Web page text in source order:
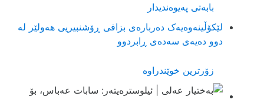
بابەتی پەیوەندیدار
لێکۆڵینەوەیەک دەربارەی بزافی ڕۆشنبیریی هەولێر لە
دوو دەیەی سەدەی ڕابردوو
زۆرترین خوێندراوە